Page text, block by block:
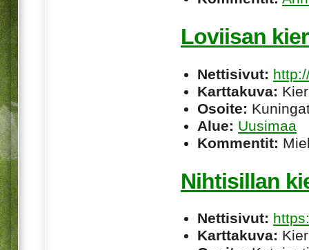
Loviisan
Nettisivut:
Karttakuva:
Osoite:
Alue: Uusimaa
Kommentit:
Nihtisillan
Nettisivut:
Karttakuva: